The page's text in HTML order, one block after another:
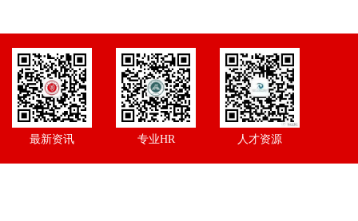
最新资讯 专业HR 人才资源